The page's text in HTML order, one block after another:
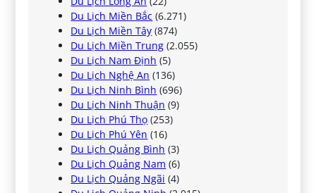
Du Lịch Miền Bắc (6.271)
Du Lịch Miền Tây (874)
Du Lịch Miền Trung (2.055)
Du Lịch Nam Định (5)
Du Lịch Nghệ An (136)
Du Lịch Ninh Bình (696)
Du Lịch Ninh Thuận (9)
Du Lịch Phú Thọ (253)
Du Lịch Phú Yên (16)
Du Lịch Quảng Bình (3)
Du Lịch Quảng Nam (6)
Du Lịch Quảng Ngãi (4)